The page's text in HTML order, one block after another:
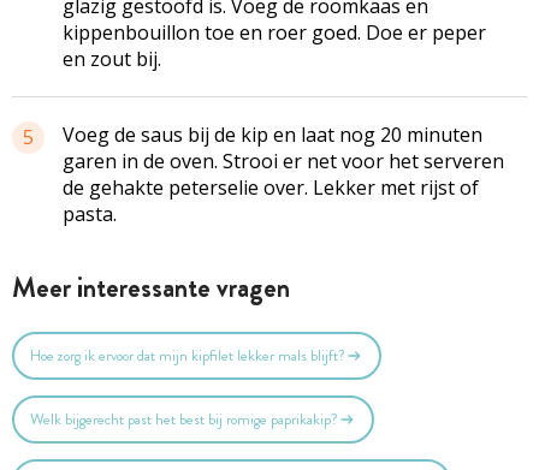
glazig gestoofd is. Voeg de roomkaas en
kippenbouillon toe en roer goed. Doe er peper
en zout bij.
5
Voeg de saus bij de kip en laat nog 20 minuten
garen in de oven. Strooi er net voor het serveren
de gehakte peterselie over. Lekker met rijst of
pasta.
Meer interessante vragen
Hoe zorg ik ervoor dat mijn kipfilet lekker mals blijft?
Welk bijgerecht past het best bij romige paprikakip?